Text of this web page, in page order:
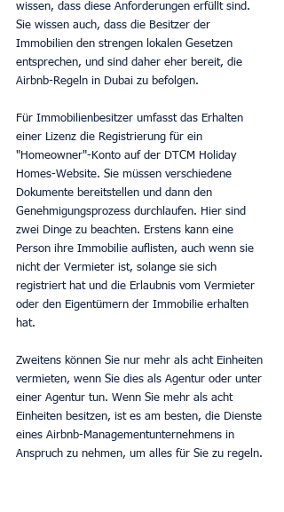
wissen, dass diese Anforderungen erfüllt sind.
Sie wissen auch, dass die Besitzer der
Immobilien den strengen lokalen Gesetzen
entsprechen, und sind daher eher bereit, die
Airbnb-Regeln in Dubai zu befolgen.
Für Immobilienbesitzer umfasst das Erhalten
einer Lizenz die Registrierung für ein
"Homeowner"-Konto auf der DTCM Holiday
Homes-Website. Sie müssen verschiedene
Dokumente bereitstellen und dann den
Genehmigungsprozess durchlaufen. Hier sind
zwei Dinge zu beachten. Erstens kann eine
Person ihre Immobilie auflisten, auch wenn sie
nicht der Vermieter ist, solange sie sich
registriert hat und die Erlaubnis vom Vermieter
oder den Eigentümern der Immobilie erhalten
hat.
Zweitens können Sie nur mehr als acht Einheiten
vermieten, wenn Sie dies als Agentur oder unter
einer Agentur tun. Wenn Sie mehr als acht
Einheiten besitzen, ist es am besten, die Dienste
eines Airbnb-Managementunternehmens in
Anspruch zu nehmen, um alles für Sie zu regeln.